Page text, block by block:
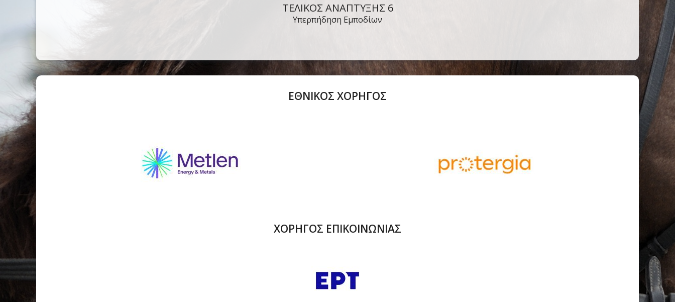
ΤΕΛΙΚΟΣ ΑΝΑΠΤΥΞΗΣ 6
Υπερπήδηση Εμποδίων
ΕΘΝΙΚΟΣ ΧΟΡΗΓΟΣ
ΧΟΡΗΓΟΣ ΕΠΙΚΟΙΝΩΝΙΑΣ